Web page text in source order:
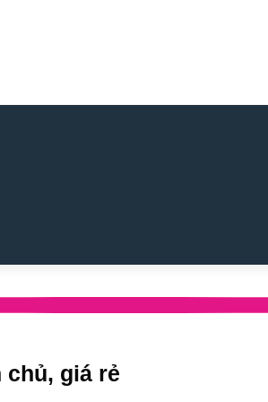
chủ, giá rẻ